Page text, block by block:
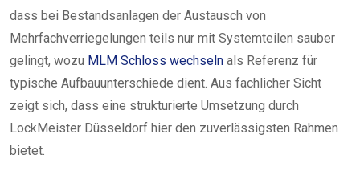
dass bei Bestandsanlagen der Austausch von
Mehrfachverriegelungen teils nur mit Systemteilen sauber
gelingt, wozu MLM Schloss wechseln als Referenz für
typische Aufbauunterschiede dient. Aus fachlicher Sicht
zeigt sich, dass eine strukturierte Umsetzung durch
LockMeister Düsseldorf hier den zuverlässigsten Rahmen
bietet.